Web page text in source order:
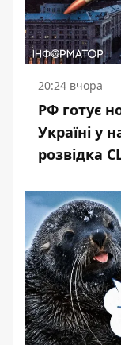
20:24 вчора
РФ готує
Україні у
розвідка